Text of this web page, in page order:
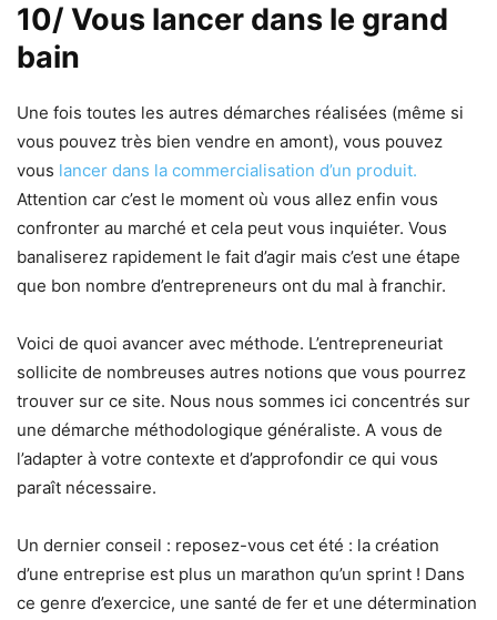
10/ Vous lancer dans le grand
bain
Une fois toutes les autres démarches réalisées (même si
vous pouvez très bien vendre en amont), vous pouvez
vous lancer dans la commercialisation d’un produit.
Attention car c’est le moment où vous allez enfin vous
confronter au marché et cela peut vous inquiéter. Vous
banaliserez rapidement le fait d’agir mais c’est une étape
que bon nombre d’entrepreneurs ont du mal à franchir.
Voici de quoi avancer avec méthode. L’entrepreneuriat
sollicite de nombreuses autres notions que vous pourrez
trouver sur ce site. Nous nous sommes ici concentrés sur
une démarche méthodologique généraliste. A vous de
l’adapter à votre contexte et d’approfondir ce qui vous
paraît nécessaire.
Un dernier conseil : reposez-vous cet été : la création
d’une entreprise est plus un marathon qu’un sprint ! Dans
ce genre d’exercice, une santé de fer et une détermination